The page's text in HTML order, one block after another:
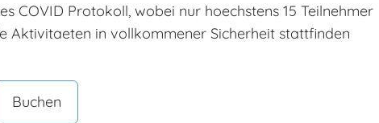
COVID Protokoll, wobei nur hoechstens 15 Teilnehmer
Aktivitaeten in vollkommener Sicherheit stattfinden
Buchen